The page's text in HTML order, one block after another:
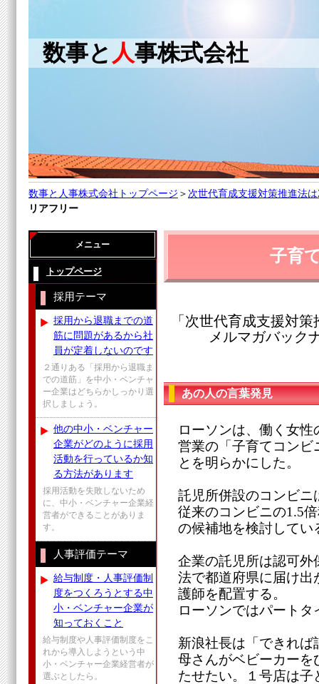
数事と 人事株式会社
数事と人事株式会社トップページ ＞ 次世代育成支援対策推進法
リアフリー
子育
「次世代育成支援対
メルマガバック
あの人の言葉発見
ローソンは、働く女
営業の「子育てコンビ
とを明らかにした。
託児所併設のコンビニ
従来のコンビニの1.5
の候補地を検討してい
企業の託児所は認可外
法で都道府県に届け出
護師を配置する。
ローソンではパート
新浪社長は「できれ
母さんがベビーカーを
たせたい。１号店は
メニュー
トップページ
採用テーマ
採用から退職までの道
筋に問題があるから社
員が定着しないのです
２通りある「採用から退職ま
での道筋」を中小・ベンチャ
ー企業はどちらかしっかり選
択しましょう。
他の中小・ベンチャー
企業がどのように採用
活動を行っているか知
る方法があります
採用活動を失敗しないため
に、中小・ベンチャー企業経
営者ができることがありま
す。
人事評価テーマ
給与制度・人事評価制
度をつくろうとする中
小・ベンチャー企業が
知っておくこと
給与制度や人事評価制度をこ
れから導入しようという中
小・ベンチャー企業経営者が
選ぶとしたら。